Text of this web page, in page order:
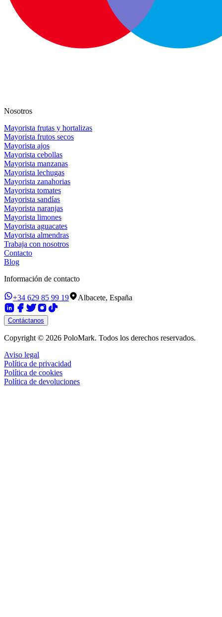
Nosotros
Mayorista frutas y hortalizas
Mayorista frutos secos
Mayorista ajos
Mayorista cebollas
Mayorista manzanas
Mayorista lechugas
Mayorista zanahorias
Mayorista tomates
Mayorista sandías
Mayorista naranjas
Mayorista limones
Mayorista aguacates
Mayorista almendras
Trabaja con nosotros
Contacto
Blog
Información de contacto
+34 629 85 99 19 Albacete, España
Contáctanos
Copyright © 2026 PoloMark. Todos los derechos reservados.
Aviso legal
Política de privacidad
Política de cookies
Política de devoluciones